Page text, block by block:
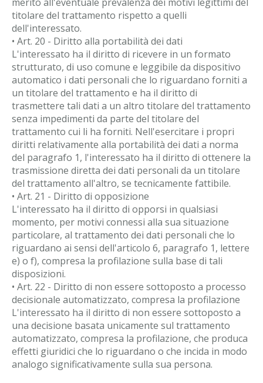
titolare del trattamento rispetto a quelli
dell'interessato.
• Art. 20 - Diritto alla portabilità dei dati
L'interessato ha il diritto di ricevere in un formato
strutturato, di uso comune e leggibile da dispositivo
automatico i dati personali che lo riguardano forniti a
un titolare del trattamento e ha il diritto di
trasmettere tali dati a un altro titolare del trattamento
senza impedimenti da parte del titolare del
trattamento cui li ha forniti. Nell'esercitare i propri
diritti relativamente alla portabilità dei dati a norma
del paragrafo 1, l'interessato ha il diritto di ottenere la
trasmissione diretta dei dati personali da un titolare
del trattamento all'altro, se tecnicamente fattibile.
• Art. 21 - Diritto di opposizione
L'interessato ha il diritto di opporsi in qualsiasi
momento, per motivi connessi alla sua situazione
particolare, al trattamento dei dati personali che lo
riguardano ai sensi dell'articolo 6, paragrafo 1, lettere
e) o f), compresa la profilazione sulla base di tali
disposizioni.
• Art. 22 - Diritto di non essere sottoposto a processo
decisionale automatizzato, compresa la profilazione
L'interessato ha il diritto di non essere sottoposto a
una decisione basata unicamente sul trattamento
automatizzato, compresa la profilazione, che produca
effetti giuridici che lo riguardano o che incida in modo
analogo significativamente sulla sua persona.